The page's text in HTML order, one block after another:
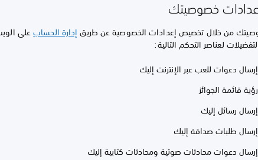
خصوصيتك
من خلال تخصيص إعدادات الخصوصية عن طريق إدارة الحسابعلى
لعناصر التحكم التالية:
دعوات للعب عبر الإنترنت إليك
قائمة الجوائز
رسائل إليك
طلبات صداقة إليك
دعوات محادثات صوتية ومحادثات كتابية إليك